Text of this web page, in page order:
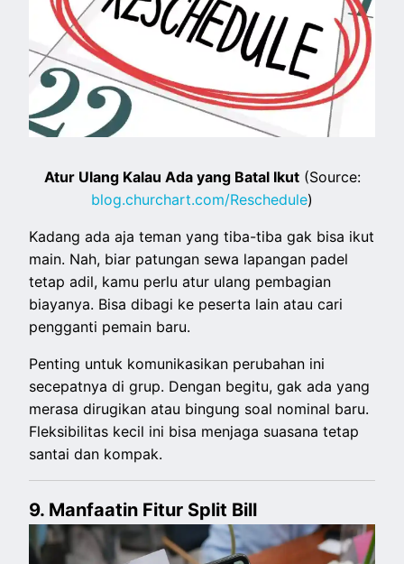
Atur Ulang Kalau Ada yang Batal Ikut(Source:
blog.churchart.com/Reschedule)
Kadang ada aja teman yang tiba-tiba gak bisa ikut
main. Nah, biar patungan sewa lapangan padel
tetap adil, kamu perlu atur ulang pembagian
biayanya. Bisa dibagi ke peserta lain atau cari
pengganti pemain baru.
Penting untuk komunikasikan perubahan ini
secepatnya di grup. Dengan begitu, gak ada yang
merasa dirugikan atau bingung soal nominal baru.
Fleksibilitas kecil ini bisa menjaga suasana tetap
santai dan kompak.
9. Manfaatin Fitur Split Bill